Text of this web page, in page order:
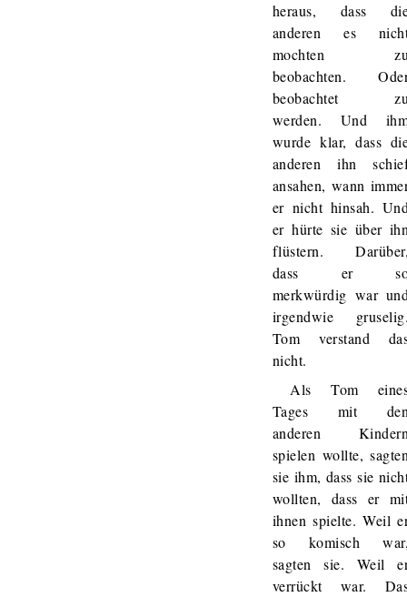
heraus, dass
anderen es
mochten
beobachten.
beobachtet
werden. Und
wurde klar, dass
anderen ihn
ansahen, wann
er nicht hinsah.
er hürte sie über
flüstern.
dass er
merkwürdig war
irgendwie
Tom verstand
nicht.
Als Tom
Tages mit
anderen
spielen wollte,
sie ihm, dass sie
wollten, dass er
ihnen spielte. Weil
so komisch
sagten sie. Weil
verrückt war.